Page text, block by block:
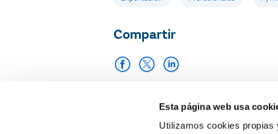
Esta página web usa
Utilizamos cookies propias
Compartir
Imprimir